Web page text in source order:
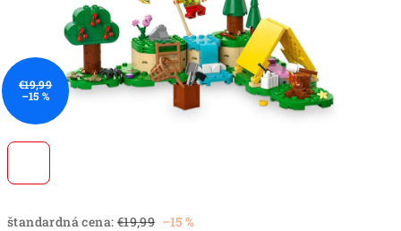
štandardná cena: €19,99 –15 %
€19,99
–15 %